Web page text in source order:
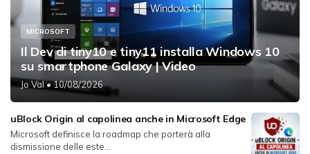
MICROSOFT
Il Dev di tiny10 e tiny11 installa Windows 10
su smartphone Galaxy | Video
Jo Val• 10/08/2026
uBlock Origin al capolinea anche in Microsoft Edge
Microsoft definisce la roadmap che porterà alla
dismissione delle este...